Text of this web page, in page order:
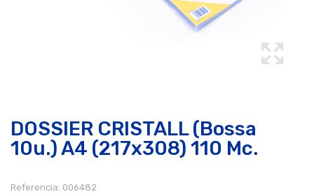
DOSSIER CRISTALL (Bossa
10u.) A4 (217x308) 110 Mc.
Referencia: 006482